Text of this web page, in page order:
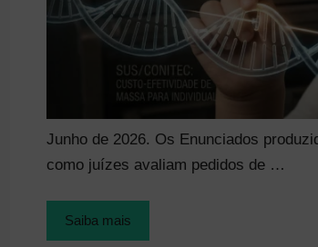
Junho de 2026. Os Enunciados
como juízes avaliam pedidos de …
Saiba mais